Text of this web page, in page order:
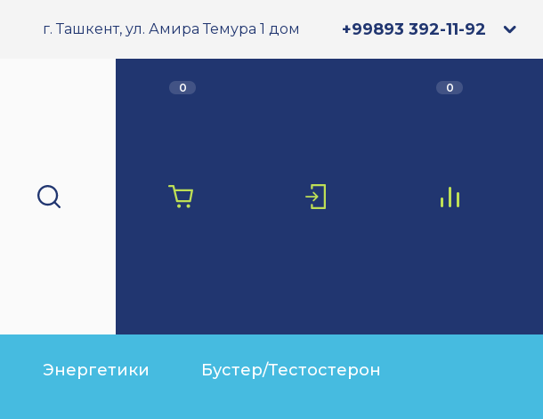
г. Ташкент, ул. Амира Темура 1 дом +99893 392-11-92
0 0
Энергетики Бустер/Тестостерон